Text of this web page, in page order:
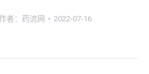
者： 药流网 2022-07-16